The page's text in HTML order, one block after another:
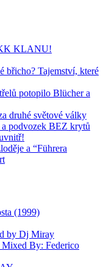
KLANU!
břicho? Tajemství, které
potopilo Blücher a
druhé světové války
podvozek BEZ krytů
a “Führera
(1999)
by Dj Miray
By: Federico